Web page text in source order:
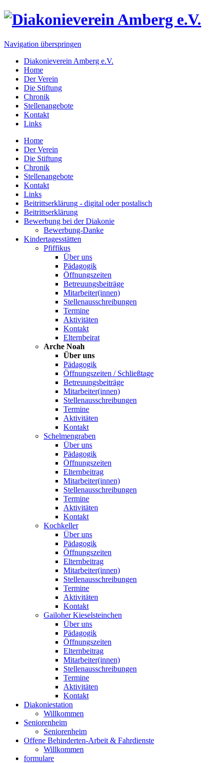
Navigation überspringen
Diakonieverein Amberg e.V.
Home
Der Verein
Die Stiftung
Chronik
Stellenangebote
Kontakt
Links
Home
Der Verein
Die Stiftung
Chronik
Stellenangebote
Kontakt
Links
Beitrittserklärung - digital oder postalisch
Beitrittserklärung
Bewerbung bei der Diakonie
Bewerbung-Danke
Kindertagesstätten
Pfiffikus
Über uns
Pädagogik
Öffnungszeiten
Betreuungsbeiträge
Mitarbeiter(innen)
Stellenausschreibungen
Termine
Aktivitäten
Kontakt
Elternbeirat
Arche Noah
Über uns
Pädagogik
Öffnungszeiten / Schließtage
Betreuungsbeiträge
Mitarbeiter(innen)
Stellenausschreibungen
Termine
Aktivitäten
Kontakt
Schelmengraben
Über uns
Pädagogik
Öffnungszeiten
Elternbeitrag
Mitarbeiter(innen)
Stellenausschreibungen
Termine
Aktivitäten
Kontakt
Kochkeller
Über uns
Pädagogik
Öffnungszeiten
Elternbeitrag
Mitarbeiter(innen)
Stellenausschreibungen
Termine
Aktivitäten
Kontakt
Gailoher Kieselsteinchen
Über uns
Pädagogik
Öffnungszeiten
Elternbeitrag
Mitarbeiter(innen)
Stellenausschreibungen
Termine
Aktivitäten
Kontakt
Diakoniestation
Willkommen
Seniorenheim
Seniorenheim
Offene Behinderten-Arbeit & Fahrdienste
Willkommen
formulare